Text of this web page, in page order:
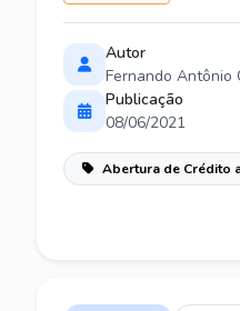
Autor
Fernando Antônio
Publicação
08/06/2021
Abertura de Crédito